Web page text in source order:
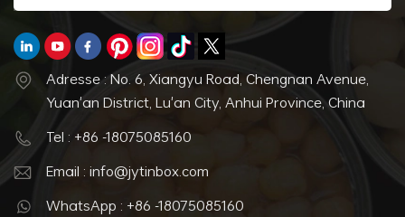
Adresse : No. 6, Xiangyu Road, Chengnan Avenue,
Yuan'an District, Lu'an City, Anhui Province, China
Tel : +86 -18075085160
Email : info@jytinbox.com
WhatsApp : +86 -18075085160